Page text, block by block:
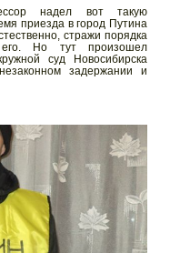
надел вот такую
приезда в город Путина
стражи порядка
его. Но тут произошел
суд Новосибирска
задержании и